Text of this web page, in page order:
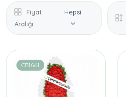
Fiyat
Aralığı:
Hepsi
CB1661